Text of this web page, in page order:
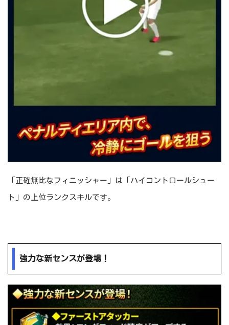
「正確無比なフィニッシャー」は「ハイコントロールシュー
ト」の上位ランクスキルです。
強力な新センスが登場！